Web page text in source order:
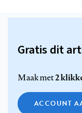
Gratis dit
Maak met2
ACCOUNT